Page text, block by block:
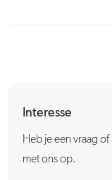
Interesse
Heb je een vraag
met ons op.